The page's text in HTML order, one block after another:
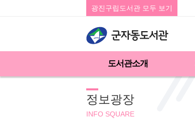
광진구립도서관 모두 보기
도서관소개
정보광장
INFO SQUARE